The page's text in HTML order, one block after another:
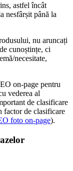
astfel încât
nesfârșit până la
nu aruncați
cunoștințe, ci
necesitate,
on-page pentru
vederea al
de clasificare
factor de clasificare
foto on-page).